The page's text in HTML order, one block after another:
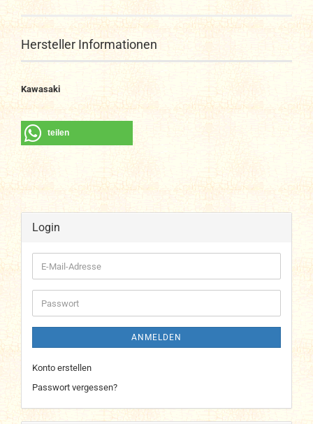
Hersteller Informationen
Kawasaki
teilen
Login
E-
Mail-
Adresse
Passwort
ANMELDEN
Konto erstellen
Passwort vergessen?